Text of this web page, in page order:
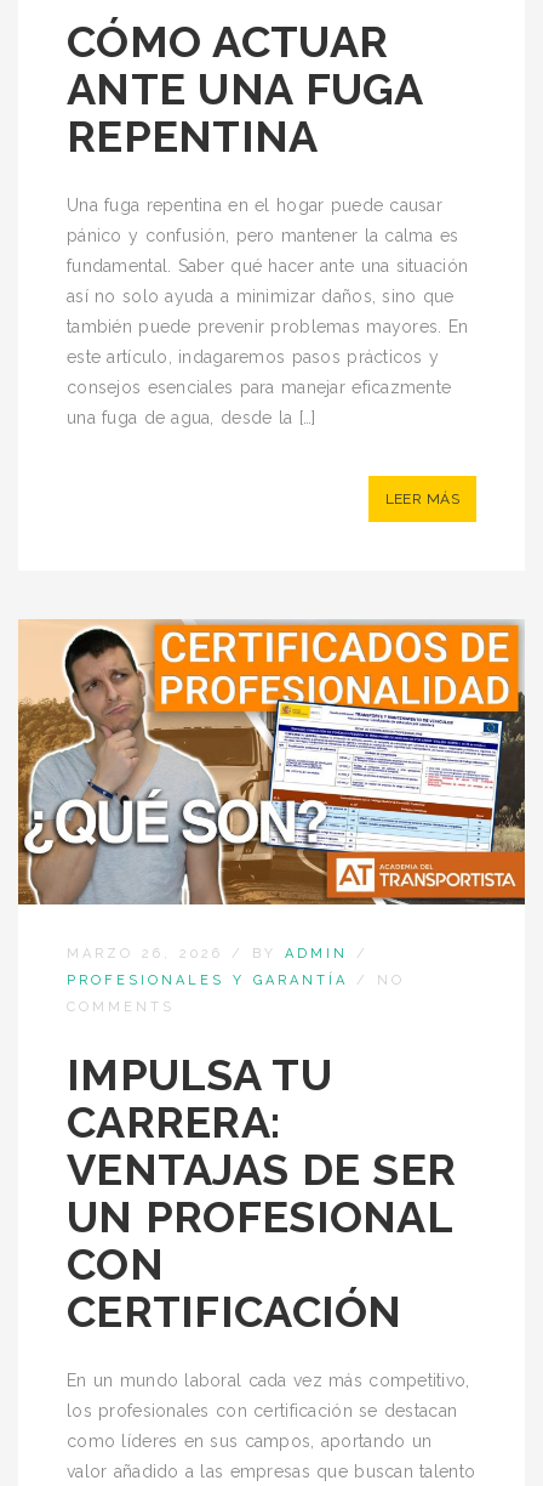
CÓMO ACTUAR
ANTE UNA FUGA
REPENTINA
Una fuga repentina en el hogar puede causar
pánico y confusión, pero mantener la calma es
fundamental. Saber qué hacer ante una situación
así no solo ayuda a minimizar daños, sino que
también puede prevenir problemas mayores. En
este artículo, indagaremos pasos prácticos y
consejos esenciales para manejar eficazmente
una fuga de agua, desde la […]
LEER MÁS
MARZO 26, 2026 / BY ADMIN
/
PROFESIONALES Y GARANTÍA
/ NO
COMMENTS
IMPULSA TU
CARRERA:
VENTAJAS DE SER
UN PROFESIONAL
CON
CERTIFICACIÓN
En un mundo laboral cada vez más competitivo,
los profesionales con certificación se destacan
como líderes en sus campos, aportando un
valor añadido a las empresas que buscan talento